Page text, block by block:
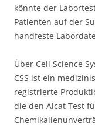
könnte der
Patienten auf der
handfeste
Über Cell Science
CSS ist ein
registrierte
die den Alcat Test